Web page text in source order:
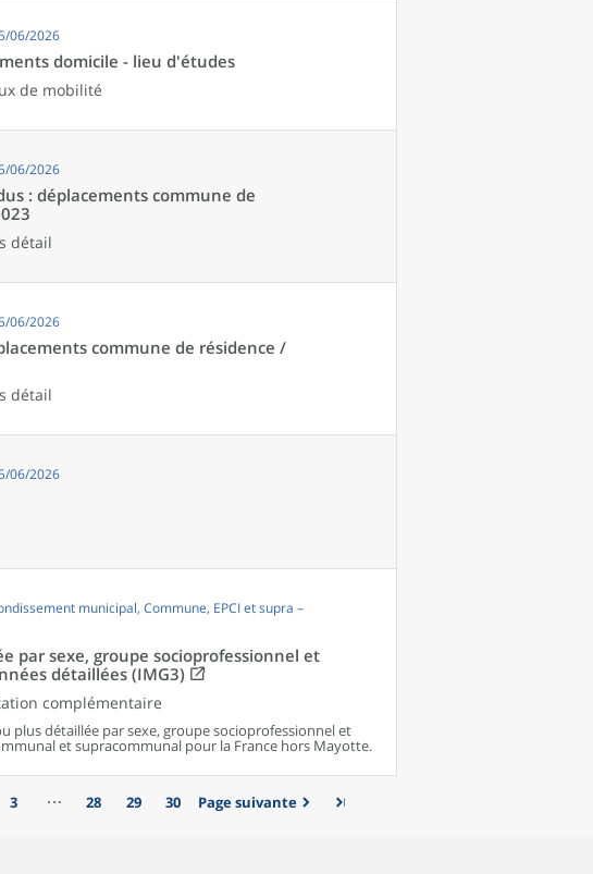
06/2026
domicile - lieu d'études
de mobilité
06/2026
: déplacements commune de
détail
06/2026
commune de résidence /
détail
06/2026
municipal, Commune, EPCI et supra –
par sexe, groupe socioprofessionnel et
détaillées (IMG3)
complémentaire
détaillée par sexe, groupe socioprofessionnel et
et supracommunal pour la France hors Mayotte.
3 28 29 30 Page suivante